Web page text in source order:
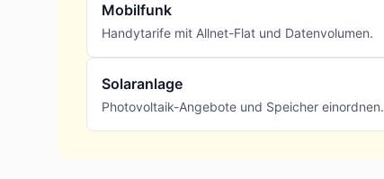
Mobilfunk
Handytarife mit Allnet-Flat und Datenvolumen.
Solaranlage
Photovoltaik-Angebote und Speicher einordnen.